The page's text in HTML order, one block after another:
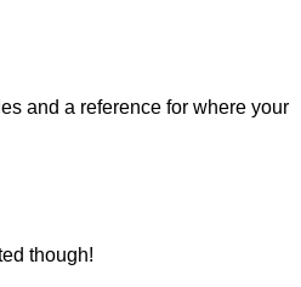
and a reference for where your
though!